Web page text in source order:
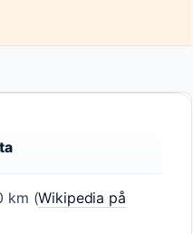
km (Wikipedia på